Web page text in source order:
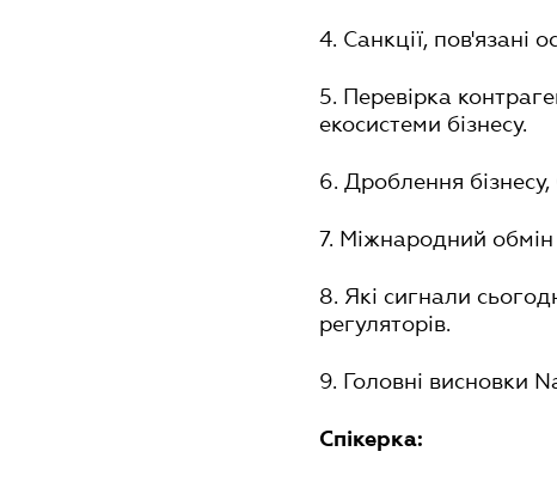
4. Санкції, пов'язані
5. Перевірка
екосистеми бізнесу.
6. Дроблення
7. Міжнародний обмін
8. Які сигнали
регуляторів.
9. Головні висновки
Спікерка: